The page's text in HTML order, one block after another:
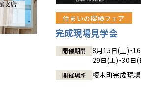
住まいの探検フェア
完成現場見学会
開催期間
8月15日(土)・
29日(土)・30日(
開催場所 榎本町完成現